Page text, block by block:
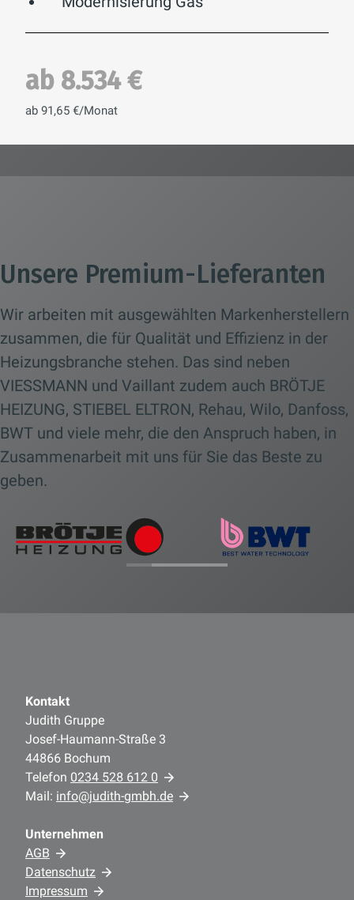
ab 8.534 €
ab 91,65 €/Monat
Unsere Premium-Lieferanten
Wir arbeiten mit ausgewählten Markenherstellern
zusammen, die für Qualität und Effizienz in der
Heizungsbranche stehen. Das sind neben
VIESSMANN und Vaillant zudem auch BRÖTJE
HEIZUNG, STIEBEL ELTRON, Rehau, Wilo, Danfoss,
BWT und viele mehr, die den Anspruch haben, in
Zusammenarbeit mit uns für Sie das Beste zu
geben.
Kontakt
Judith Gruppe
Josef-Haumann-Straße 3
44866 Bochum
Telefon 0234 528 612 0
Mail: info@judith-gmbh.de
Unternehmen
AGB
Datenschutz
Impressum